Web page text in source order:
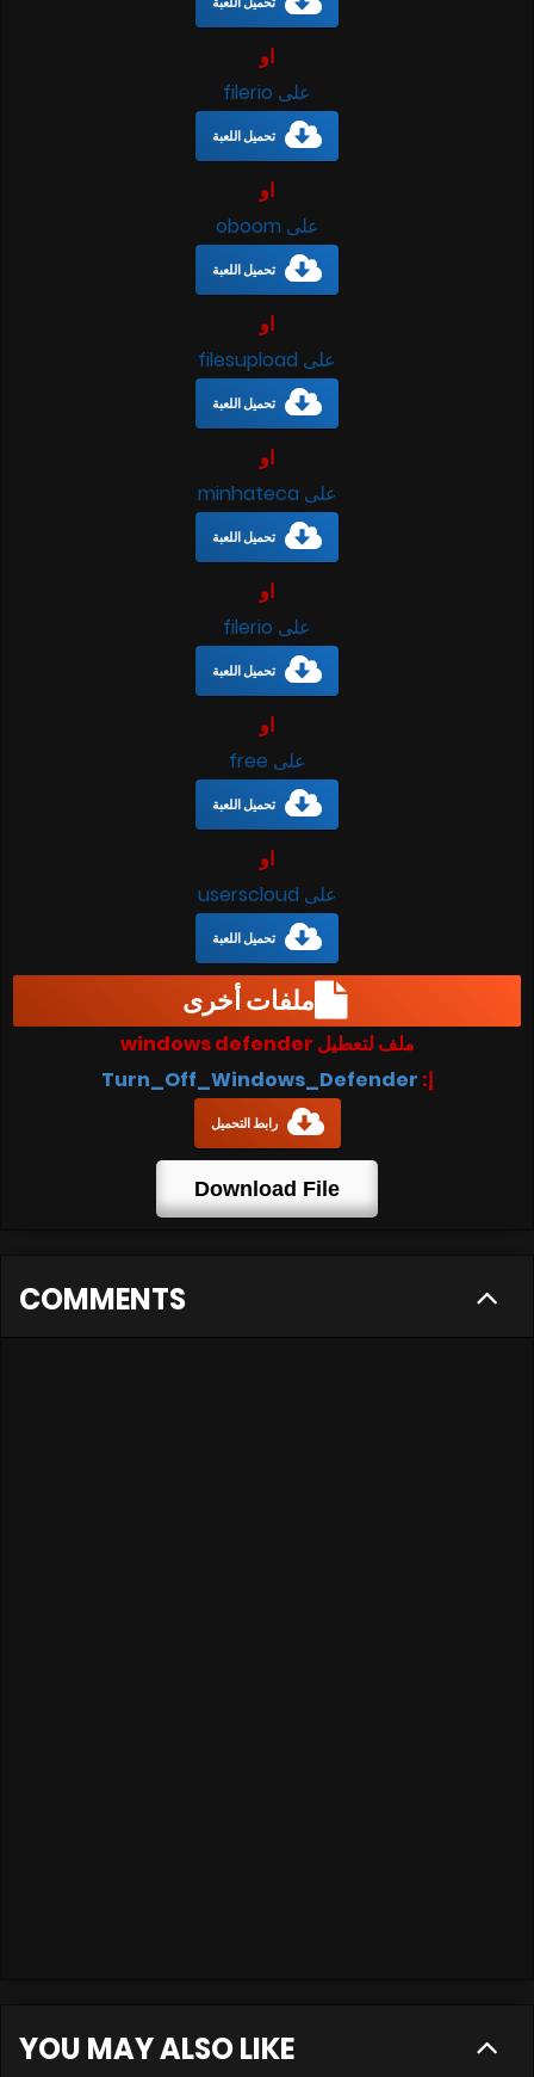
او
على filerio
تحميل اللعبة
او
على oboom
تحميل اللعبة
او
على filesupload
تحميل اللعبة
او
على minhateca
تحميل اللعبة
او
على filerio
تحميل اللعبة
او
على free
تحميل اللعبة
او
على userscloud
تحميل اللعبة
ملفات أخرى
ملف لتعطيل windows defender
إ: Turn_Off_Windows_Defender
رابط التحميل
Download File
COMMENTS
YOU MAY ALSO LIKE